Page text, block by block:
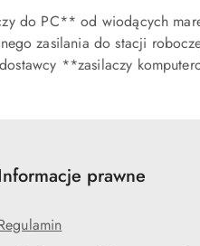
do PC** od wiodących
zasilania do stacji
**zasilaczy
prawne